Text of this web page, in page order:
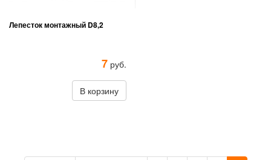
Лепесток монтажный D8,2
7 руб.
В корзину